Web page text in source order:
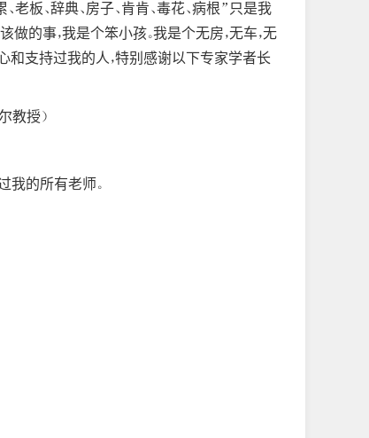
板、辞典、房子、肯肯、毒花、病根”只是我
的事，我是个笨小孩。我是个无房，无车，无
和支持过我的人，特别感谢以下专家学者长
教授）
我的所有老师。